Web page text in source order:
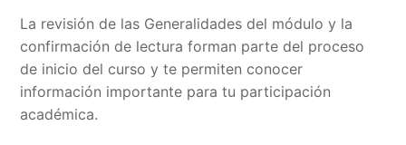
La revisión de las Generalidades del módulo y la
confirmación de lectura forman parte del proceso
de inicio del curso y te permiten conocer
información importante para tu participación
académica.